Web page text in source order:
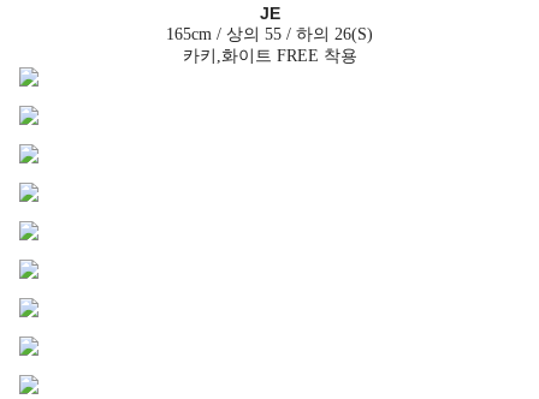
JE
165cm / 상의 55 / 하의 26(S)
카키,화이트 FREE 착용